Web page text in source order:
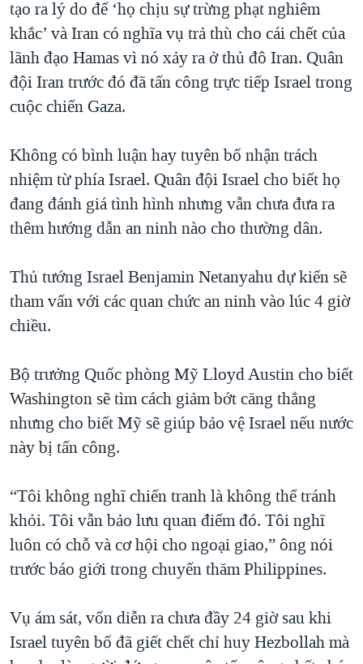
tạo ra lý do để ‘họ chịu sự trừng phạt nghiêm
khắc’ và Iran có nghĩa vụ trả thù cho cái chết của
lãnh đạo Hamas vì nó xảy ra ở thủ đô Iran. Quân
đội Iran trước đó đã tấn công trực tiếp Israel trong
cuộc chiến Gaza.
Không có bình luận hay tuyên bố nhận trách
nhiệm từ phía Israel. Quân đội Israel cho biết họ
đang đánh giá tình hình nhưng vẫn chưa đưa ra
thêm hướng dẫn an ninh nào cho thường dân.
Thủ tướng Israel Benjamin Netanyahu dự kiến sẽ
tham vấn với các quan chức an ninh vào lúc 4 giờ
chiều.
Bộ trưởng Quốc phòng Mỹ Lloyd Austin cho biết
Washington sẽ tìm cách giảm bớt căng thẳng
nhưng cho biết Mỹ sẽ giúp bảo vệ Israel nếu nước
này bị tấn công.
“Tôi không nghĩ chiến tranh là không thể tránh
khỏi. Tôi vẫn bảo lưu quan điểm đó. Tôi nghĩ
luôn có chỗ và cơ hội cho ngoại giao,” ông nói
trước báo giới trong chuyến thăm Philippines.
Vụ ám sát, vốn diễn ra chưa đầy 24 giờ sau khi
Israel tuyên bố đã giết chết chỉ huy Hezbollah mà